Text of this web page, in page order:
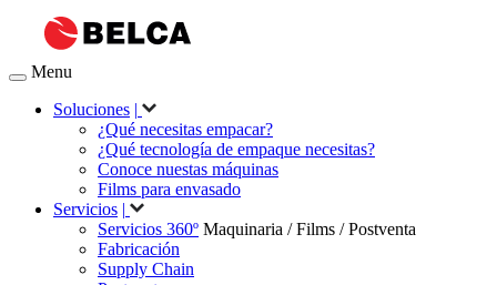
Menu
Soluciones |
¿Qué necesitas empacar?
¿Qué tecnología de empaque necesitas?
Conoce nuestas máquinas
Films para envasado
Servicios |
Servicios 360º Maquinaria / Films / Postventa
Fabricación
Supply Chain